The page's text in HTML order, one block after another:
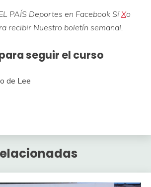
PAÍS Deportes en Facebook SíXo
recibir Nuestro boletín semanal.
seguir el curso
de Lee